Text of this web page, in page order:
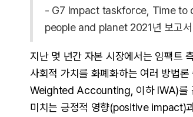
- G7 Impact taskforce, Time to
people and planet 2021년 보고
지난 몇 년간 자본 시장에서는 임팩트
사회적 가치를 화폐화하는 여러 방법
Weighted Accounting, 이하 IWA)를
미치는 긍정적 영향(positive impact)